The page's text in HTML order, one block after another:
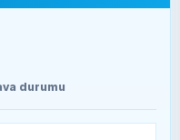
(10-24
durumu